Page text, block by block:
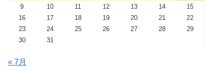
9
10 11 12 13 14
15
16
17 18 19 20 21
22
23
24 25 26 27 28
29
30
31
« 7月